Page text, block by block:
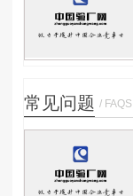
常见问题 / FAQS